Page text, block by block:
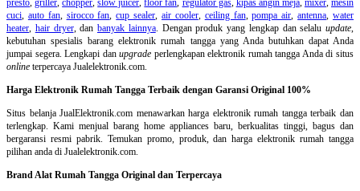
presto,griller,chopper,slow juicer,floor fan, regulator gas, kipas angin meja, mixer,mesin
cuci, auto fan, sirocco fan,cup sealer,air cooler, ceiling fan,pompa air,antenna,water
heater, hair dryer, dan banyak lainnya. Dengan produk yang lengkap dan selalu update,
kebutuhan spesialis barang elektronik rumah tangga yang Anda butuhkan dapat Anda
jumpai segera. Lengkapi danupgrade perlengkapan elektronik rumah tangga Anda di situs
online terpercaya Jualelektronik.com.
Harga Elektronik Rumah Tangga Terbaik dengan Garansi Original 100%
Situs belanjaJualElektronik.com menawarkan harga elektronik rumah tangga terbaik dan
terlengkap. Kami menjual barang home appliances baru, berkualitas tinggi, bagus dan
bergaransi resmi pabrik. Temukan promo, produk, dan harga elektronik rumah tangga
pilihan anda di Jualelektronik.com.
Brand Alat Rumah Tangga Original dan Terpercaya